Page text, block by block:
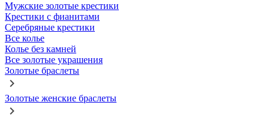
Мужские золотые крестики
Крестики с фианитами
Серебряные крестики
Все колье
Колье без камней
Все золотые украшения
Золотые браслеты
Золотые женские браслеты